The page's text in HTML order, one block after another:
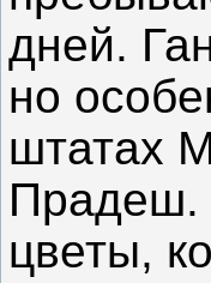
дней.
но
штатах
Прадеш.
цветы,